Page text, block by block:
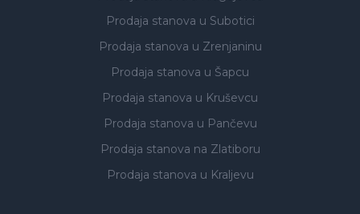
Prodaja stanova u Subotici
Prodaja stanova u Zrenjaninu
Prodaja stanova u Šapcu
Prodaja stanova u Kruševcu
Prodaja stanova u Pančevu
Prodaja stanova na Zlatiboru
Prodaja stanova u Kraljevu